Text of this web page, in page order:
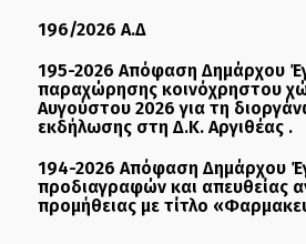
196/2026 Α.Δ
195-2026 Απόφαση Δημάρχου
παραχώρησης κοινόχρηστου
Αυγούστου 2026 για τη
εκδήλωσης στη Δ.Κ. Αργιθέας .
194-2026 Απόφαση Δημάρχου
προδιαγραφών και απευθείας
προμήθειας με τίτλο